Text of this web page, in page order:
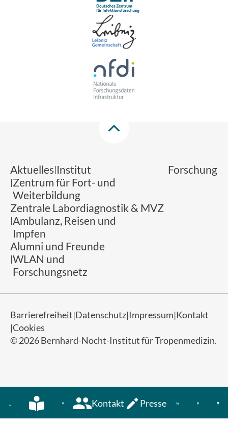
Kontakt Presse
Aktuelles Institut
Forschung
Zentrum für Fort- und
Weiterbildung
Zentrale Labordiagnostik & MVZ
Ambulanz, Reisen und
Impfen
Alumni und Freunde
WLAN und
Forschungsnetz
© 2026 Bernhard-Nocht-Institut für Tropenmedizin.
Barrierefreiheit Datenschutz Impressum Kontakt
Cookies